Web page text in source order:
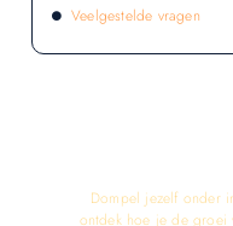
Veelgestelde vragen
Dompel jezelf onder
ontdek hoe je de groei